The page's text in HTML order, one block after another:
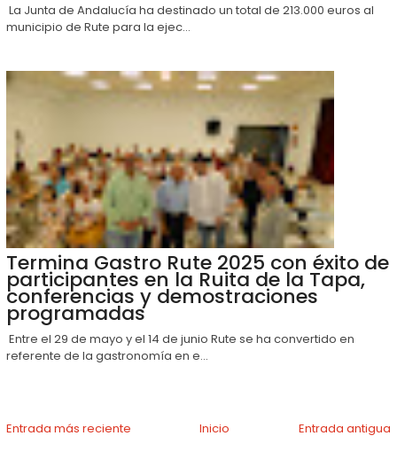
La Junta de Andalucía ha destinado un total de 213.000 euros al
municipio de Rute para la ejec...
Termina Gastro Rute 2025 con éxito de
participantes en la Ruita de la Tapa,
conferencias y demostraciones
programadas
Entre el 29 de mayo y el 14 de junio Rute se ha convertido en
referente de la gastronomía en e...
Entrada más reciente Entrada antigua
Inicio